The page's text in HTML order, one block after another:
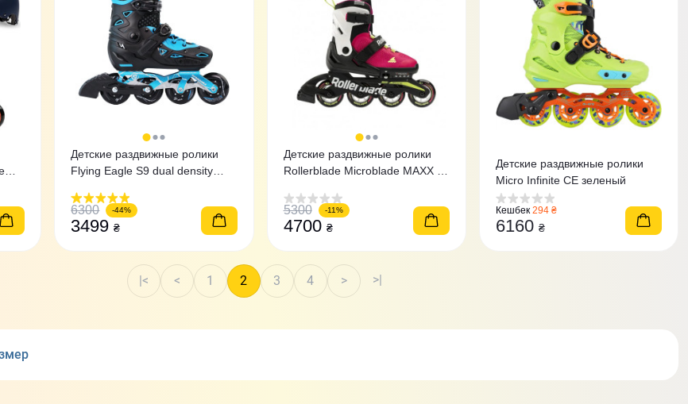
Детские раздвижные ролики
Flying Eagle S9 dual density
6300 -44%
3499₴
Детские раздвижные ролики
Rollerblade Microblade MAXX G
5300 -11%
4700 ₴
Детские раздвижные ролики
Micro Infinite CE зеленый
Кешбек 294 ₴
6160 ₴
|< < 1 2 3 4 > >|